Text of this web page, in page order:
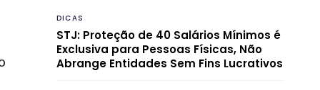
DICAS
STJ: Proteção de 40 Salários Mínimos é
Exclusiva para Pessoas Físicas, Não
Abrange Entidades Sem Fins Lucrativos